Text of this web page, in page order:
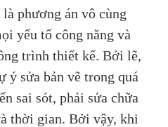
phương án vô cùng
yếu tố công năng và
trình thiết kế. Bởi lẽ,
ý sửa bản vẽ trong quá
sai sót, phải sửa chữa
thời gian. Bởi vậy, khi